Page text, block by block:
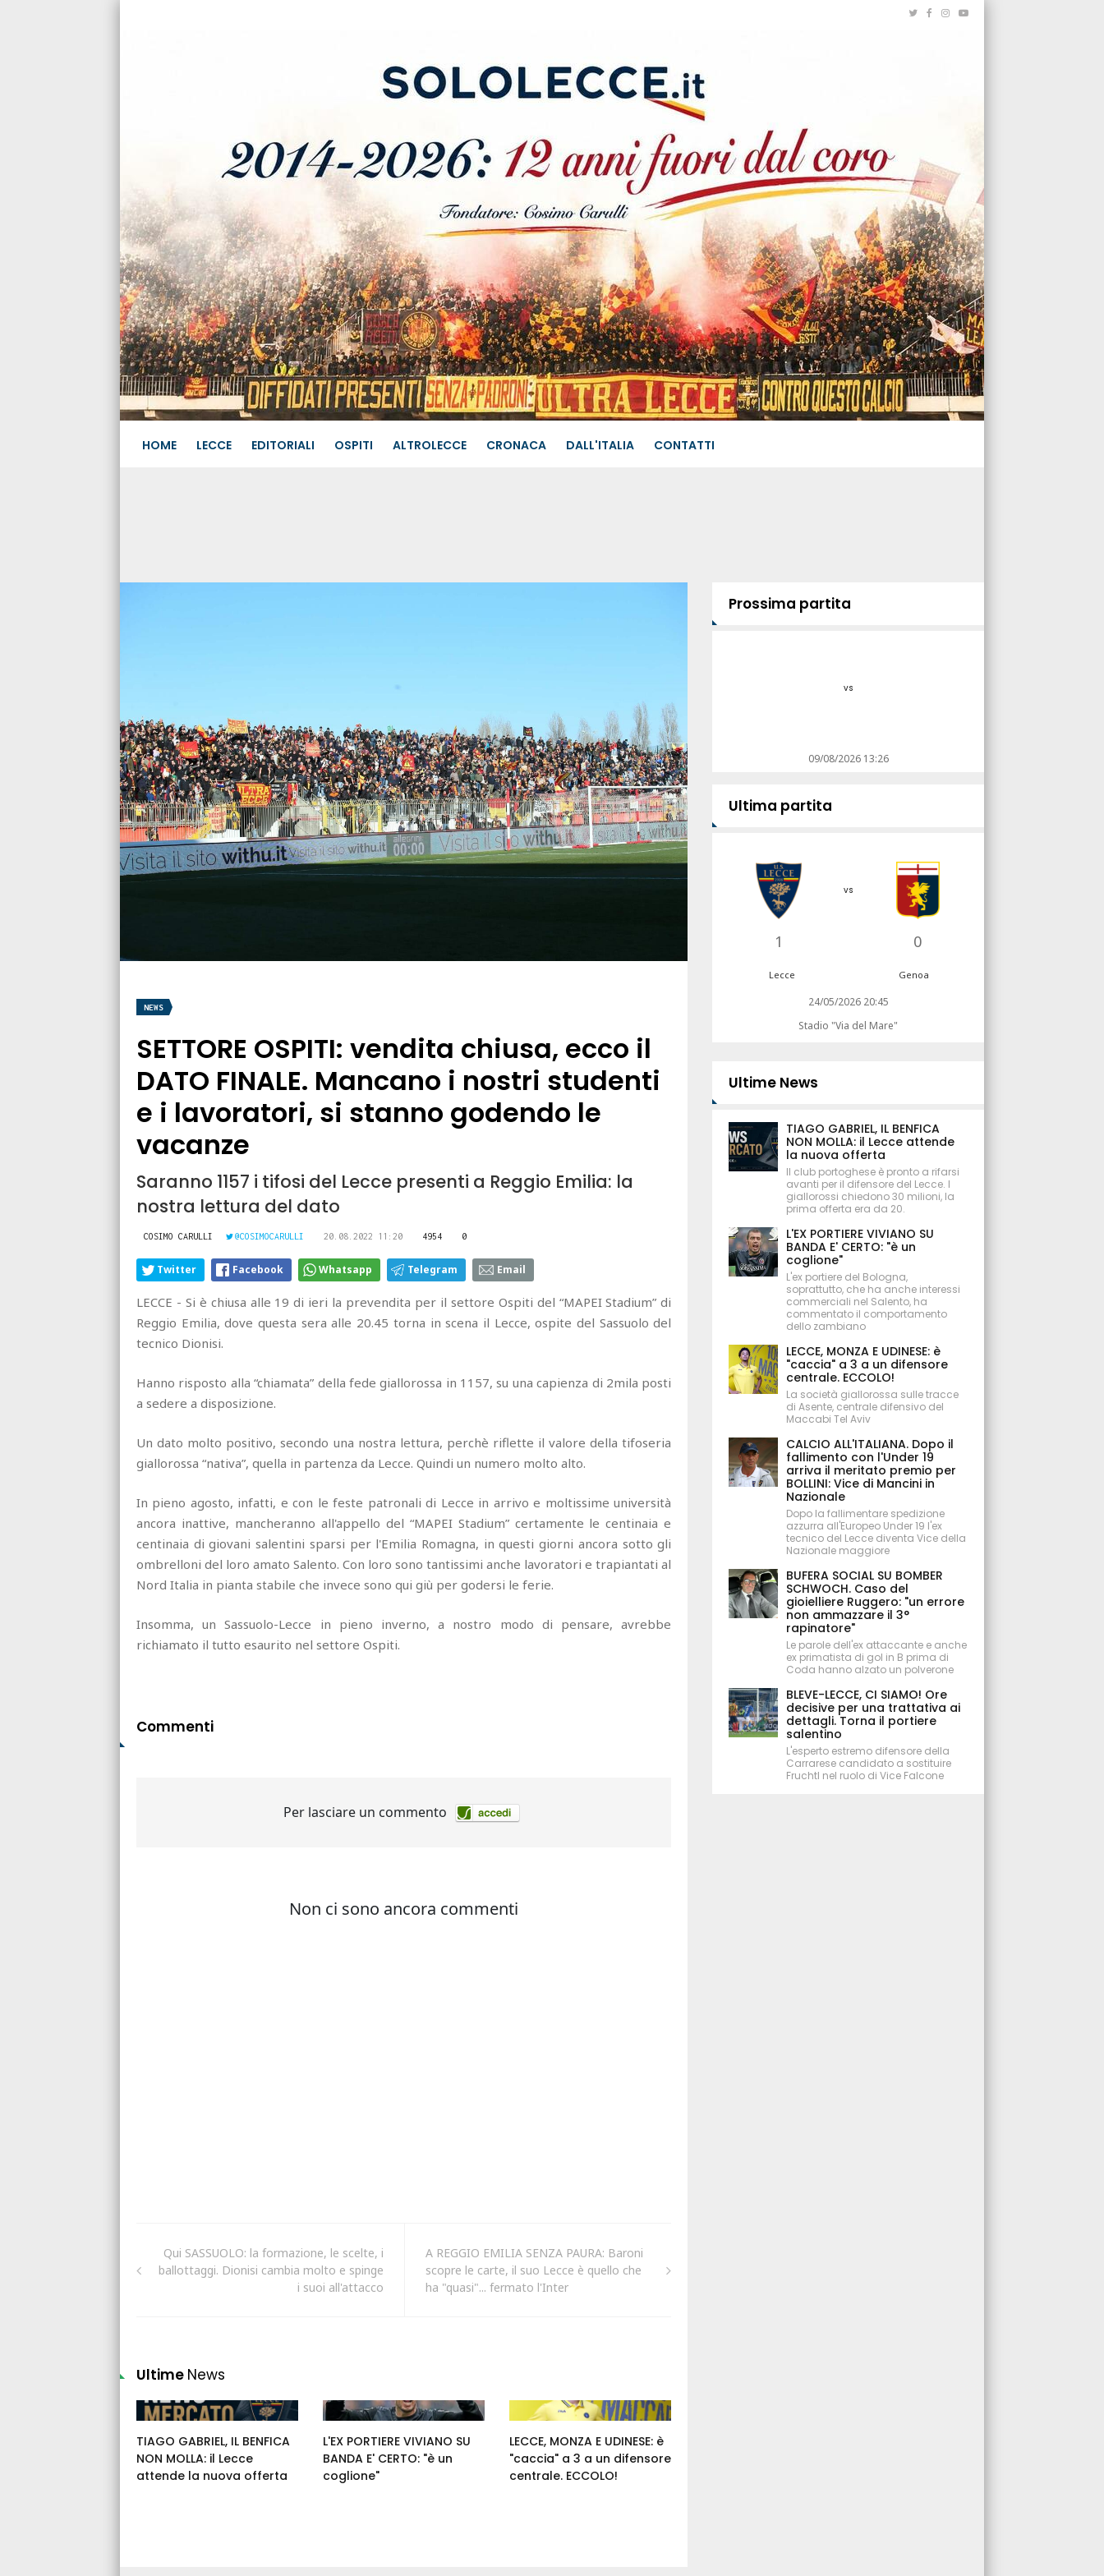
HOME LECCE EDITORIALI OSPITI ALTROLECCE CRONACA DALL'ITALIA CONTATTI
NEWS
SETTORE OSPITI: vendita chiusa, ecco il
DATO FINALE. Mancano i nostri studenti
e i lavoratori, si stanno godendo le
vacanze
Saranno 1157 i tifosi del Lecce presenti a Reggio Emilia: la
nostra lettura del dato
COSIMO CARULLI @COSIMOCARULLI 20.08.2022 11:20 4954 0
Twitter Facebook Whatsapp Telegram Email
LECCE - Si è chiusa alle 19 di ieri la prevendita per il settore Ospiti del “MAPEI Stadium” di
Reggio Emilia, dove questa sera alle 20.45 torna in scena il Lecce, ospite del Sassuolo del
tecnico Dionisi.
Hanno risposto alla “chiamata” della fede giallorossa in 1157, su una capienza di 2mila posti
a sedere a disposizione.
Un dato molto positivo, secondo una nostra lettura, perchè riflette il valore della tifoseria
giallorossa “nativa”, quella in partenza da Lecce. Quindi un numero molto alto.
In pieno agosto, infatti, e con le feste patronali di Lecce in arrivo e moltissime università
ancora inattive, mancheranno all'appello del “MAPEI Stadium” certamente le centinaia e
centinaia di giovani salentini sparsi per l'Emilia Romagna, in questi giorni ancora sotto gli
ombrelloni del loro amato Salento. Con loro sono tantissimi anche lavoratori e trapiantati al
Nord Italia in pianta stabile che invece sono qui giù per godersi le ferie.
Insomma, un Sassuolo-Lecce in pieno inverno, a nostro modo di pensare, avrebbe
richiamato il tutto esaurito nel settore Ospiti.
Commenti
Qui SASSUOLO: la formazione, le scelte, i
ballottaggi. Dionisi cambia molto e spinge
i suoi all'attacco
A REGGIO EMILIA SENZA PAURA: Baroni
scopre le carte, il suo Lecce è quello che
ha "quasi"... fermato l'Inter
Ultime News
TIAGO GABRIEL, IL BENFICA
NON MOLLA: il Lecce
attende la nuova offerta
L'EX PORTIERE VIVIANO SU
BANDA E' CERTO: "è un
coglione"
LECCE, MONZA E UDINESE: è
"caccia" a 3 a un difensore
centrale. ECCOLO!
Prossima partita
vs
09/08/2026 13:26
Ultima partita
1
vs
0
Lecce Genoa
24/05/2026 20:45
Stadio "Via del Mare"
Ultime News
TIAGO GABRIEL, IL BENFICA
NON MOLLA: il Lecce attende
la nuova offerta
Il club portoghese è pronto a rifarsi
avanti per il difensore del Lecce. I
giallorossi chiedono 30 milioni, la
prima offerta era da 20.
L'EX PORTIERE VIVIANO SU
BANDA E' CERTO: "è un
coglione"
L'ex portiere del Bologna,
soprattutto, che ha anche interessi
commerciali nel Salento, ha
commentato il comportamento
dello zambiano
LECCE, MONZA E UDINESE: è
"caccia" a 3 a un difensore
centrale. ECCOLO!
La società giallorossa sulle tracce
di Asente, centrale difensivo del
Maccabi Tel Aviv
CALCIO ALL'ITALIANA. Dopo il
fallimento con l'Under 19
arriva il meritato premio per
BOLLINI: Vice di Mancini in
Nazionale
Dopo la fallimentare spedizione
azzurra all'Europeo Under 19 l'ex
tecnico del Lecce diventa Vice della
Nazionale maggiore
BUFERA SOCIAL SU BOMBER
SCHWOCH. Caso del
gioielliere Ruggero: "un errore
non ammazzare il 3°
rapinatore"
Le parole dell'ex attaccante e anche
ex primatista di gol in B prima di
Coda hanno alzato un polverone
BLEVE-LECCE, CI SIAMO! Ore
decisive per una trattativa ai
dettagli. Torna il portiere
salentino
L'esperto estremo difensore della
Carrarese candidato a sostituire
Fruchtl nel ruolo di Vice Falcone